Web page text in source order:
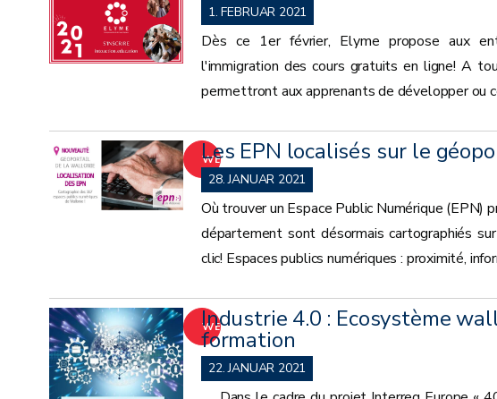
1. FEBRUAR 2021
Dès ce 1er février, Elyme propose aux
l'immigration des cours gratuits en ligne! A
permettront aux apprenants de développer ou
WEITER
Les EPN localisés sur le
28. JANUAR 2021
Où trouver un Espace Public Numérique (EPN)
département sont désormais cartographiés
clic! Espaces publics numériques : proximité,
WEITER
Industrie 4.0 : Ecosystème
formation
22. JANUAR 2021